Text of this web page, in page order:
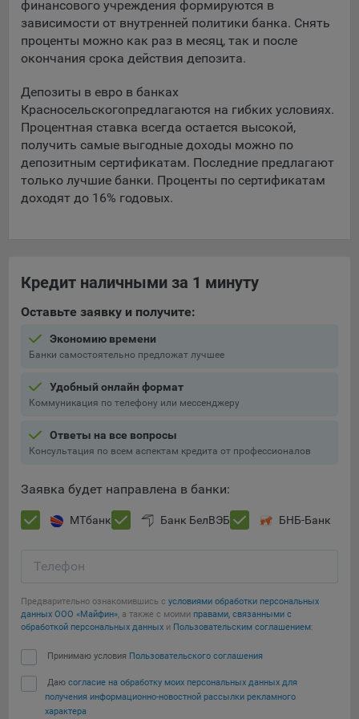
5.4. Создание и предоставление персонализированной
рекламы пользователю.
применяемые при регистрации либо входе в систему, или
для оставления отзыва либо комментария. Данные файлы
cookie используются в целях обеспечения корректной
работы сайтов и полноценного использования его
функционала пользователем, не могут быть отключены в
системах. Вместе с тем, пользователь может настроить
браузер, чтобы он блокировал такие файлы сookie или
уведомлял пользователя об их использовании — но в таком
используются для обеспечения работы некоторых
предпочтений пользователя, в том числе имени
пользователя или выбора языка, и для предотвращения
повторных прохождений опросов пользователями.
пользователей с сайтом.
контента. Данные файлы cookie собирают информацию о
выборе пользователя на сайте и его предпочтениях и
выбранном пользователем городе и других местных
настраивать сайт.
Яндекс.Метрика, Google Analytics. Данные файлы cookie
использовал сайты, и позволяют Обществу вносить в них
улучшения.
сайта Общества посещаются чаще всего, помогают
выявлять трудности, возникающие при использовании
сайта, а также позволяют оценить эффективность
рекламы. Благодаря этому у Общества есть возможность
Сохранить мои изменения
Сохранить по умолчанию
финансового учреждения формируются в
зависимости от внутренней политики банка. Снять
проценты можно как раз в месяц, так и после
окончания срока действия депозита.
Депозиты в евро в банках
Красносельскогопредлагаются на гибких условиях.
Процентная ставка всегда остается высокой,
получить самые выгодные доходы можно по
депозитным сертификатам. Последние предлагают
только лучшие банки. Проценты по сертификатам
доходят до 16% годовых.
Кредит наличными за 1 минуту
Оставьте заявку и получите:
Экономию времени
Банки самостоятельно предложат лучшее
Удобный онлайн формат
Коммуникация по телефону или мессенджеру
Ответы на все вопросы
Консультация по всем аспектам кредита от профессионалов
Заявка будет направлена в банки:
МТбанк Банк БелВЭБ БНБ-Банк
Телефон
Предварительно ознакомившись с условиями обработки персональных
данных ООО «Майфин», а также с моими правами, связанными с
обработкой персональных данных и Пользовательским соглашением:
Принимаю условия Пользовательского соглашения
Даю согласие на обработку моих персональных данных для
получения информационно-новостной рассылки рекламного
характера